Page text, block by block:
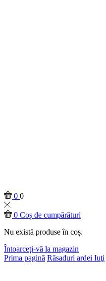
0 0
0 Coș de cumpărături
Nu există produse în coș.
Întoarceți-vă la magazin
Prima pagină Răsaduri ardei Iuţi